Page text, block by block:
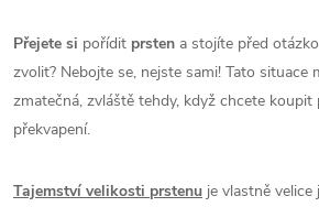
Přejete si pořídit prsten a stojíte před
zvolit? Nebojte se, nejste sami! Tato situace
zmatečná, zvláště tehdy, když chcete koupit
překvapení.
Tajemství velikosti prstenu je vlastně velice